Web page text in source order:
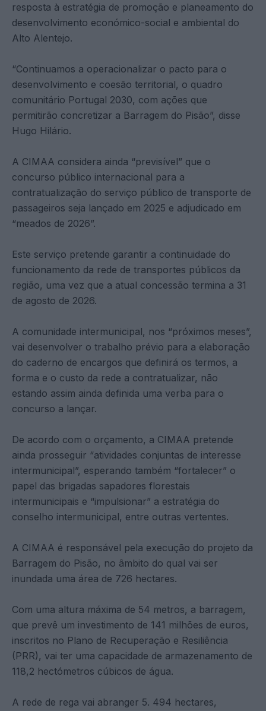
resposta à estratégia de promoção e planeamento do
desenvolvimento económico-social e ambiental do
Alto Alentejo.
“Continuamos a operacionalizar o pacto para o
desenvolvimento e coesão territorial, o quadro
comunitário Portugal 2030, com ações que
permitirão concretizar a Barragem do Pisão”, disse
Hugo Hilário.
A CIMAA considera ainda “previsível” que o
concurso público internacional para a
contratualização do serviço público de transporte de
passageiros seja lançado em 2025 e adjudicado em
“meados de 2026”.
Este serviço pretende garantir a continuidade do
funcionamento da rede de transportes públicos da
região, uma vez que a atual concessão termina a 31
de agosto de 2026.
A comunidade intermunicipal, nos “próximos meses”,
vai desenvolver o trabalho prévio para a elaboração
do caderno de encargos que definirá os termos, a
forma e o custo da rede a contratualizar, não
estando assim ainda definida uma verba para o
concurso a lançar.
De acordo com o orçamento, a CIMAA pretende
ainda prosseguir “atividades conjuntas de interesse
intermunicipal”, esperando também “fortalecer” o
papel das brigadas sapadores florestais
intermunicipais e “impulsionar” a estratégia do
conselho intermunicipal, entre outras vertentes.
A CIMAA é responsável pela execução do projeto da
Barragem do Pisão, no âmbito do qual vai ser
inundada uma área de 726 hectares.
Com uma altura máxima de 54 metros, a barragem,
que prevê um investimento de 141 milhões de euros,
inscritos no Plano de Recuperação e Resiliência
(PRR), vai ter uma capacidade de armazenamento de
118,2 hectómetros cúbicos de água.
A rede de rega vai abranger 5. 494 hectares,